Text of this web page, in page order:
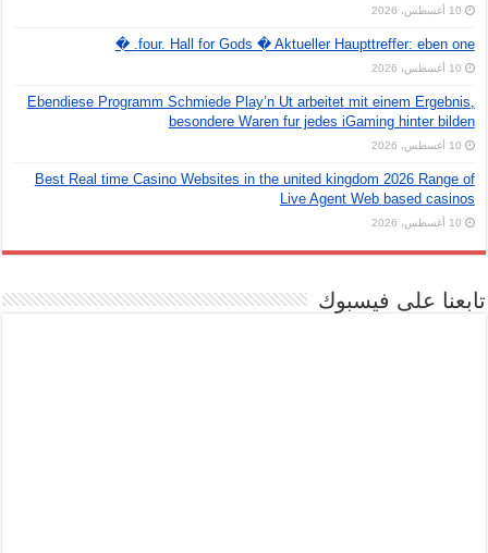
10 أغسطس، 2026
four. Hall for Gods � Aktueller Haupttreffer: eben one. �
10 أغسطس، 2026
Ebendiese Programm Schmiede Play’n Ut arbeitet mit einem Ergebnis,
besondere Waren fur jedes iGaming hinter bilden
10 أغسطس، 2026
Best Real time Casino Websites in the united kingdom 2026 Range of
Live Agent Web based casinos
10 أغسطس، 2026
تابعنا على فيسبوك